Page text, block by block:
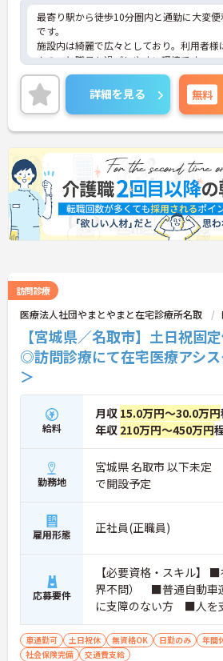
最寄り駅から徒歩10分圏内と通勤に大変
です。
施設内は綺麗で広々としており。利用者様
んのこと職員も過ごしやすい環境です。
居室20室の小規模施設ですので、ご利用
一人の顔がしっかりとわかり、寄り添った
現しやすいです。
ご興味のある方はお気軽にお問い合わせ下
せ。
詳細を見る 無料
訪問診療
医療法人社団やまとやまと在宅診療所名取
【宮城県／名取市】土日祝固
◎訪問診療にて在宅医療アシ
＞
給料
月収 15.0万円～30.0万円
年収 210万円～450万円
勤務地
宮城県 名取市 以下未
で開設予定
雇用形態 正社員(正職員)
応募要件
【必要資格・スキル】
界不問） ■普通自動
に支障のない方 ■人を
を感じられる方 ■介護
車通勤可 土日祝休 無資格OK 日勤のみ 年間
社会保険完備
交通費支給